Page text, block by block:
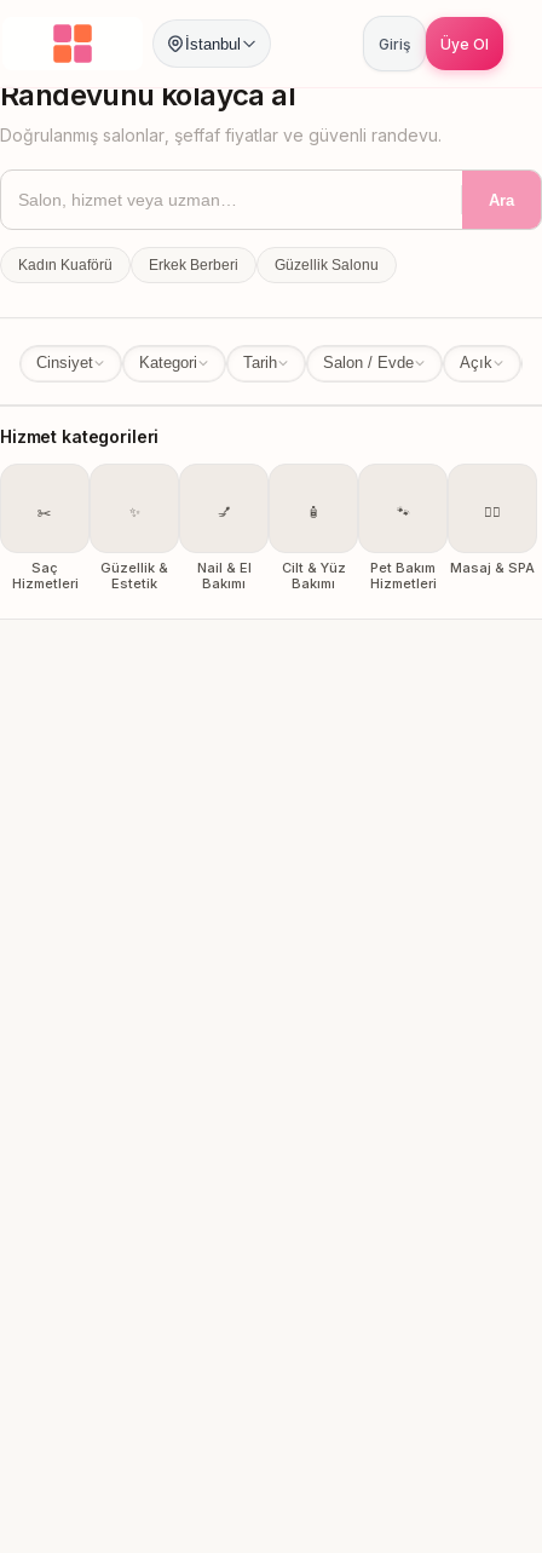
İstanbul Giriş Üye Ol
İstanbul
Randevunu kolayca al
Doğrulanmış salonlar, şeffaf fiyatlar ve güvenli randevu.
Ara
Kadın Kuaförü Erkek Berberi Güzellik Salonu
Cinsiyet Kategori Tarih Salon / Evde Açık
Hizmet kategorileri
✂️
Saç
Hizmetleri
✨
Güzellik &
Estetik
💅
Nail & El
Bakımı
🧴
Cilt & Yüz
Bakımı
🐾
Pet Bakım
Hizmetleri
💆‍♀️
Masaj & SPA